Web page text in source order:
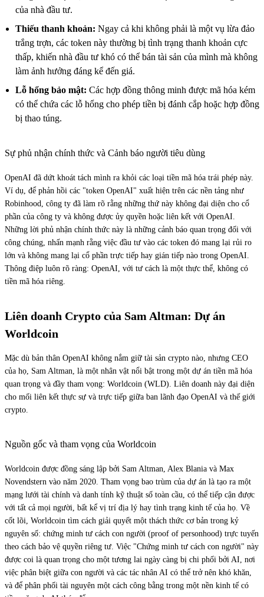
của nhà đầu tư.
Thiếu thanh khoản: Ngay cả khi không phải là một vụ lừa đảo
trắng trợn, các token này thường bị tình trạng thanh khoản cực
thấp, khiến nhà đầu tư khó có thể bán tài sản của mình mà không
làm ảnh hưởng đáng kể đến giá.
Lỗ hổng bảo mật: Các hợp đồng thông minh được mã hóa kém
có thể chứa các lỗ hổng cho phép tiền bị đánh cắp hoặc hợp đồng
bị thao túng.
Sự phủ nhận chính thức và Cảnh báo người tiêu dùng
OpenAI đã dứt khoát tách mình ra khỏi các loại tiền mã hóa trái phép này.
Ví dụ, để phản hồi các "token OpenAI" xuất hiện trên các nền tảng như
Robinhood, công ty đã làm rõ rằng những thứ này không đại diện cho cổ
phần của công ty và không được ủy quyền hoặc liên kết với OpenAI.
Những lời phủ nhận chính thức này là những cảnh báo quan trọng đối với
công chúng, nhấn mạnh rằng việc đầu tư vào các token đó mang lại rủi ro
lớn và không mang lại cổ phần trực tiếp hay gián tiếp nào trong OpenAI.
Thông điệp luôn rõ ràng: OpenAI, với tư cách là một thực thể, không có
tiền mã hóa riêng.
Liên doanh Crypto của Sam Altman: Dự án
Worldcoin
Mặc dù bản thân OpenAI không nắm giữ tài sản crypto nào, nhưng CEO
của họ, Sam Altman, là một nhân vật nổi bật trong một dự án tiền mã hóa
quan trọng và đầy tham vọng: Worldcoin (WLD). Liên doanh này đại diện
cho mối liên kết thực sự và trực tiếp giữa ban lãnh đạo OpenAI và thế giới
crypto.
Nguồn gốc và tham vọng của Worldcoin
Worldcoin được đồng sáng lập bởi Sam Altman, Alex Blania và Max
Novendstern vào năm 2020. Tham vọng bao trùm của dự án là tạo ra một
mạng lưới tài chính và danh tính kỹ thuật số toàn cầu, có thể tiếp cận được
với tất cả mọi người, bất kể vị trí địa lý hay tình trạng kinh tế của họ. Về
cốt lõi, Worldcoin tìm cách giải quyết một thách thức cơ bản trong kỷ
nguyên số: chứng minh tư cách con người (proof of personhood) trực tuyến
theo cách bảo vệ quyền riêng tư. Việc "Chứng minh tư cách con người" này
được coi là quan trọng cho một tương lai ngày càng bị chi phối bởi AI, nơi
việc phân biệt giữa con người và các tác nhân AI có thể trở nên khó khăn,
và để phân phối tài nguyên một cách công bằng trong một nền kinh tế có